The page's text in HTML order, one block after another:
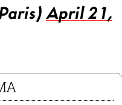
April 21,